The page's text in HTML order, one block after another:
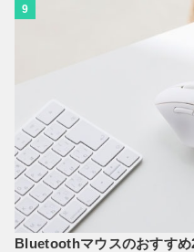
9
Bluetoothマウスのおすす